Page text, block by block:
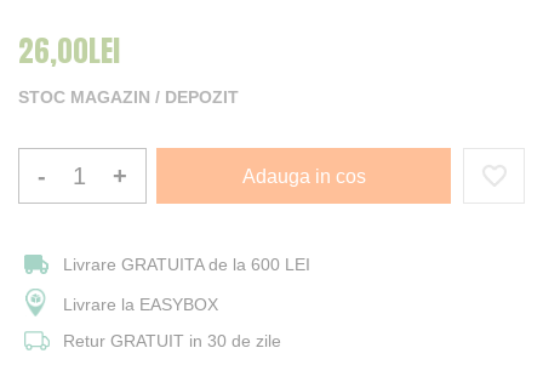
26,00LEI
STOC MAGAZIN / DEPOZIT
- + Adauga in cos
Livrare GRATUITA de la 600 LEI
Livrare la EASYBOX
Retur GRATUIT in 30 de zile